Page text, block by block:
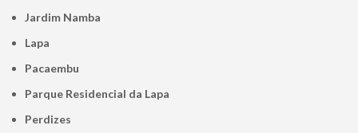
Jardim Namba
Lapa
Pacaembu
Parque Residencial da Lapa
Perdizes